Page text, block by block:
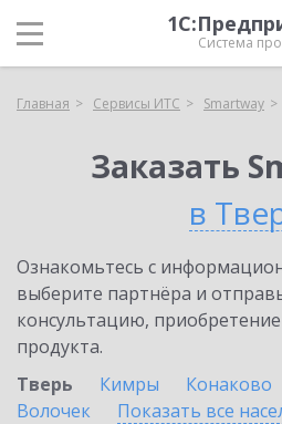
Система
Главная Сервисы ИТС Smartway
Заказать
в
Ознакомьтесь с
выберите партнёра и
консультацию,
продукта.
Тверь
Кимры Конаково
Волочек
Показать все